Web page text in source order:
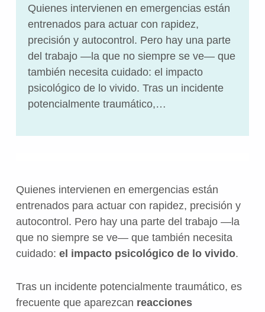
Quienes intervienen en emergencias están
entrenados para actuar con rapidez,
precisión y autocontrol. Pero hay una parte
del trabajo —la que no siempre se ve— que
también necesita cuidado: el impacto
psicológico de lo vivido. Tras un incidente
potencialmente traumático,…
Quienes intervienen en emergencias están
entrenados para actuar con rapidez, precisión y
autocontrol. Pero hay una parte del trabajo —la
que no siempre se ve— que también necesita
cuidado: el impacto psicológico de lo vivido.
Tras un incidente potencialmente traumático, es
frecuente que aparezcan reacciones